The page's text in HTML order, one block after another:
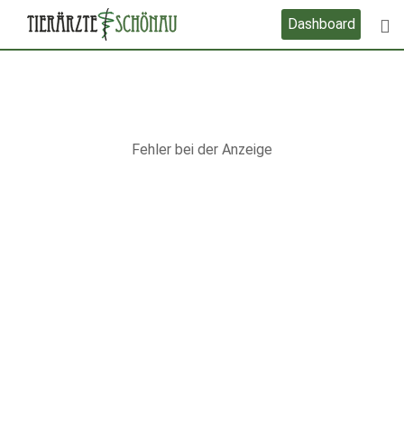
Dashboard
Fehler bei der Anzeige